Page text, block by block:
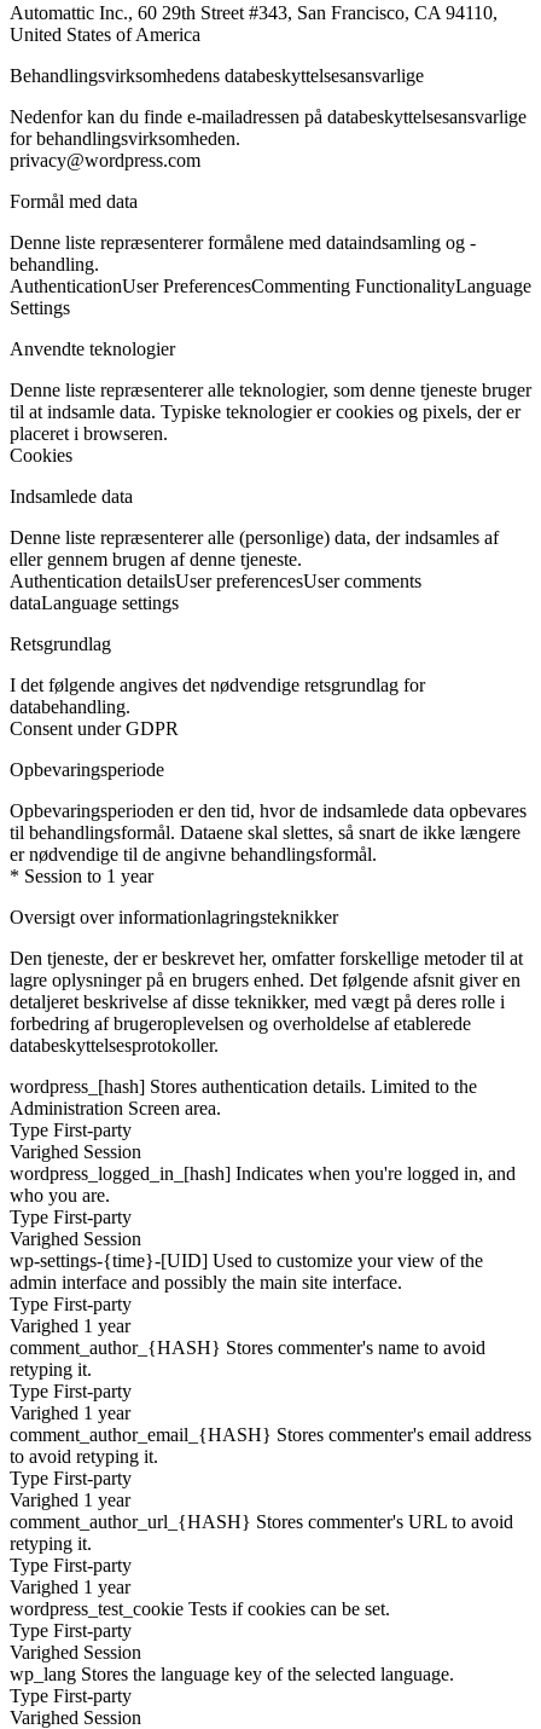
Automattic Inc., 60 29th Street #343, San Francisco, CA 94110,
United States of America
Behandlingsvirksomhedens databeskyttelsesansvarlige
Nedenfor kan du finde e-mailadressen på databeskyttelsesansvarlige
for behandlingsvirksomheden.
privacy@wordpress.com
Formål med data
Denne liste repræsenterer formålene med dataindsamling og -
behandling.
AuthenticationUser PreferencesCommenting FunctionalityLanguage
Settings
Anvendte teknologier
Denne liste repræsenterer alle teknologier, som denne tjeneste bruger
til at indsamle data. Typiske teknologier er cookies og pixels, der er
placeret i browseren.
Cookies
Indsamlede data
Denne liste repræsenterer alle (personlige) data, der indsamles af
eller gennem brugen af denne tjeneste.
Authentication detailsUser preferencesUser comments
dataLanguage settings
Retsgrundlag
I det følgende angives det nødvendige retsgrundlag for
databehandling.
Consent under GDPR
Opbevaringsperiode
Opbevaringsperioden er den tid, hvor de indsamlede data opbevares
til behandlingsformål. Dataene skal slettes, så snart de ikke længere
er nødvendige til de angivne behandlingsformål.
* Session to 1 year
Oversigt over informationlagringsteknikker
Den tjeneste, der er beskrevet her, omfatter forskellige metoder til at
lagre oplysninger på en brugers enhed. Det følgende afsnit giver en
detaljeret beskrivelse af disse teknikker, med vægt på deres rolle i
forbedring af brugeroplevelsen og overholdelse af etablerede
databeskyttelsesprotokoller.
wordpress_[hash] Stores authentication details. Limited to the
Administration Screen area.
Type First-party
Varighed Session
wordpress_logged_in_[hash] Indicates when you're logged in, and
who you are.
Type First-party
Varighed Session
wp-settings-{time}-[UID] Used to customize your view of the
admin interface and possibly the main site interface.
Type First-party
Varighed 1 year
comment_author_{HASH} Stores commenter's name to avoid
retyping it.
Type First-party
Varighed 1 year
comment_author_email_{HASH} Stores commenter's email address
to avoid retyping it.
Type First-party
Varighed 1 year
comment_author_url_{HASH} Stores commenter's URL to avoid
retyping it.
Type First-party
Varighed 1 year
wordpress_test_cookie Tests if cookies can be set.
Type First-party
Varighed Session
wp_lang Stores the language key of the selected language.
Type First-party
Varighed Session